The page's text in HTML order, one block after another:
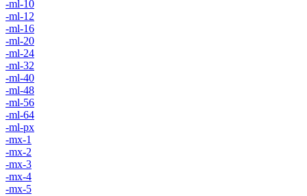
-ml-10
-ml-12
-ml-16
-ml-20
-ml-24
-ml-32
-ml-40
-ml-48
-ml-56
-ml-64
-ml-px
-mx-1
-mx-2
-mx-3
-mx-4
-mx-5